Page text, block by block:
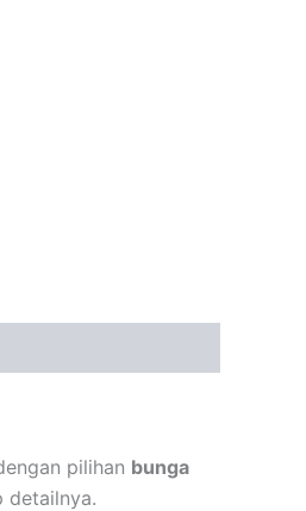
pilihan bunga
detailnya.